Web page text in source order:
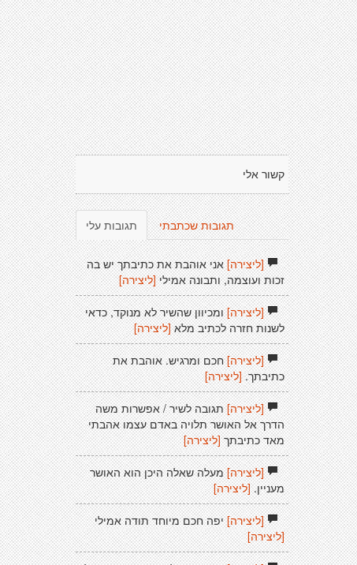
קשור אלי
תגובות עלי תגובות שכתבתי
[ליצירה]אני אוהבת את כתיבתך יש בה
זכות ועוצמה, ותבונה אמילי [ליצירה]
[ליצירה]ומכיוון שהשיר לא מנוקד, כדאי
לשנות חזרה לכתיב מלא [ליצירה]
[ליצירה]חכם ומרגיש. אוהבת את
כתיבתך.[ליצירה]
[ליצירה]תגובה לשיר / אפשרות משה
הדרך אל האושר תלויה באדם עצמו אהבתי
מאד כתיבתך [ליצירה]
[ליצירה]מעלה שאלה היכן הוא האושר
מעניין. [ליצירה]
[ליצירה]יפה חכם מיוחד תודה אמילי
[ליצירה]